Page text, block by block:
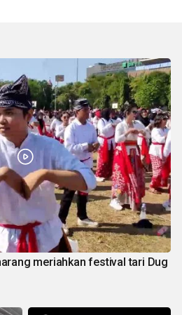
meriahkan festival tari Dug